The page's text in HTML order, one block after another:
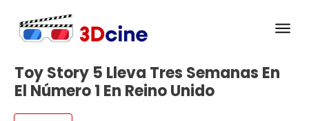
Toy Story 5 Lleva Tres Semanas En
El Número 1 En Reino Unido